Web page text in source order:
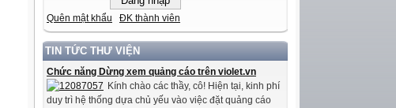
Quên mật khẩu ĐK thành viên
TIN TỨC THƯ VIỆN
Chức năng Dừng xem quảng cáo trên violet.vn
Kính chào các thầy, cô! Hiện tại, kinh phí
duy trì hệ thống dựa chủ yếu vào việc đặt quảng cáo